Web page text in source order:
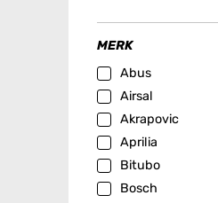
MERK
Abus
Airsal
Akrapovic
Aprilia
Bitubo
Bosch